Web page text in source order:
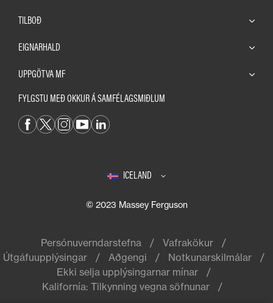
TILBOÐ
EIGNARHALD
UPPGÖTVA MF
FYLGSTU MEÐ OKKUR Á SAMFÉLAGSMIÐLUM
ICELAND
© 2023 Massey Ferguson
Persónuverndarstefna
Vafrakökur
Útgáfuupplýsingar
Aðgengi
Notkunarskilmálar
Ekki selja upplýsingarnar mínar
Kalifornía: Tilkynning vegna söfnunar